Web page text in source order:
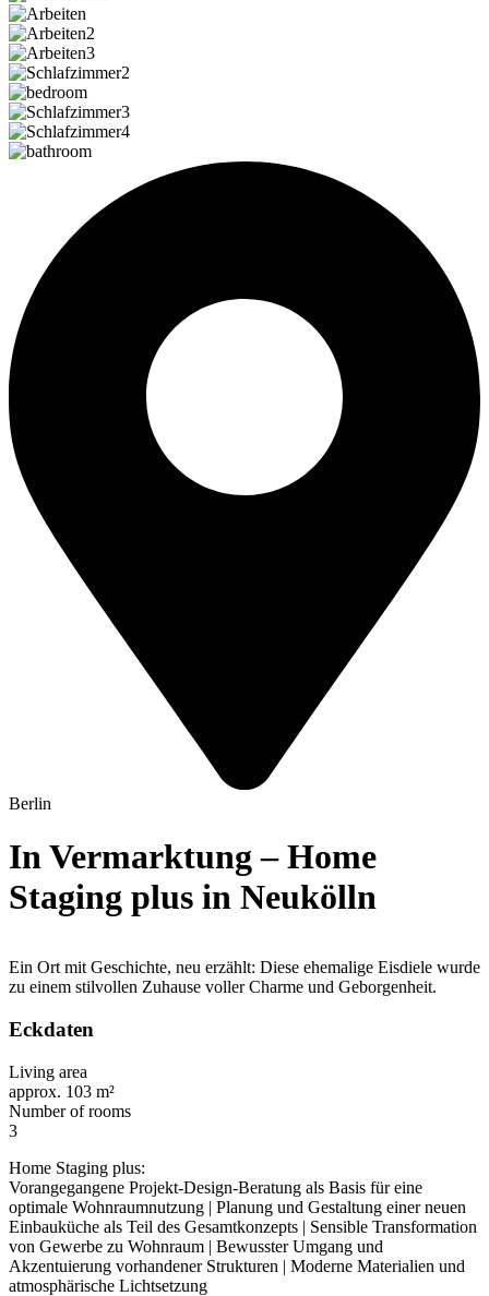
Berlin
In Vermarktung – Home
Staging plus in Neukölln
Ein Ort mit Geschichte, neu erzählt: Diese ehemalige Eisdiele wurde
zu einem stilvollen Zuhause voller Charme und Geborgenheit.
Eckdaten
Living area
approx. 103 m²
Number of rooms
3
Home Staging plus:
Vorangegangene Projekt-Design-Beratung als Basis für eine
optimale Wohnraumnutzung | Planung und Gestaltung einer neuen
Einbauküche als Teil des Gesamtkonzepts | Sensible Transformation
von Gewerbe zu Wohnraum | Bewusster Umgang und
Akzentuierung vorhandener Strukturen | Moderne Materialien und
atmosphärische Lichtsetzung